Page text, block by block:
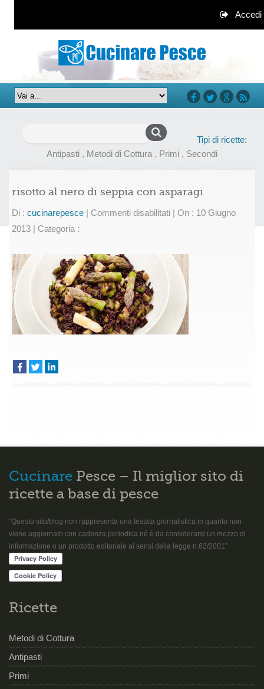
Accedi
Tipi di ricette:
Antipasti , Metodi di Cottura , Primi , Secondi
risotto al nero di seppia con asparagi
Di : cucinarepesce | Commenti disabilitatisu
nero
seppia
asparagi
| On : 10 Giugno
2013 | Categoria :
Cucinare Pesce – Il miglior sito di
ricette a base di pesce
“Questo sito/blog non rappresenta una testata giornalistica in quanto non
viene aggiornato con cadenza periodica né è da considerarsi un mezzo di
informazione o un prodotto editoriale ai sensi della legge n.62/2001”
Ricette
Metodi di Cottura
Antipasti
Primi